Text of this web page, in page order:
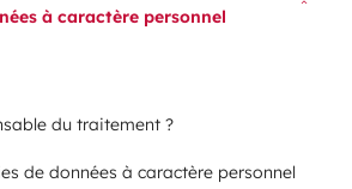
à caractère personnel
du traitement ?
de données à caractère personnel